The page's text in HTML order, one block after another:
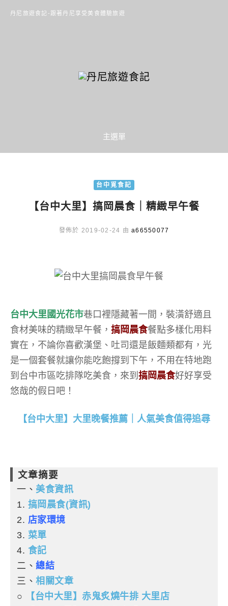
丹尼旅遊食記-跟著丹尼享受美食體驗旅遊
主選單
台中覓食記
【台中大里】搞岡晨食｜精緻早午餐
發佈於 2019-02-24 由 a66550077
台中大里國光花市巷口裡隱藏著一間，裝潢舒適且
食材美味的精緻早午餐， 搞岡晨食餐點多樣化用料
實在，不論你喜歡漢堡、吐司還是飯麵類都有，光
是一個套餐就讓你能吃飽撐到下午，不用在特地跑
到台中市區吃排隊吃美食，來到 搞岡晨食好好享受
悠哉的假日吧！
【台中大里】大里晚餐推薦｜人氣美食值得追尋
文章摘要
一、 美食資訊
1. 搞岡晨食(資訊)
2. 店家環境
3. 菜單
4. 食記
二、 總結
三、 相關文章
○
【台中大里】赤鬼炙燒牛排 大里店